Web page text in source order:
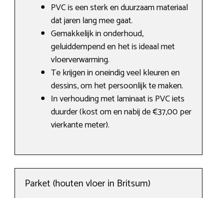
PVC is een sterk en duurzaam materiaal
dat jaren lang mee gaat.
Gemakkelijk in onderhoud,
geluiddempend en het is ideaal met
vloerverwarming.
Te krijgen in oneindig veel kleuren en
dessins, om het persoonlijk te maken.
In verhouding met laminaat is PVC iets
duurder (kost om en nabij de €37,00 per
vierkante meter).
Parket (houten vloer in Britsum)